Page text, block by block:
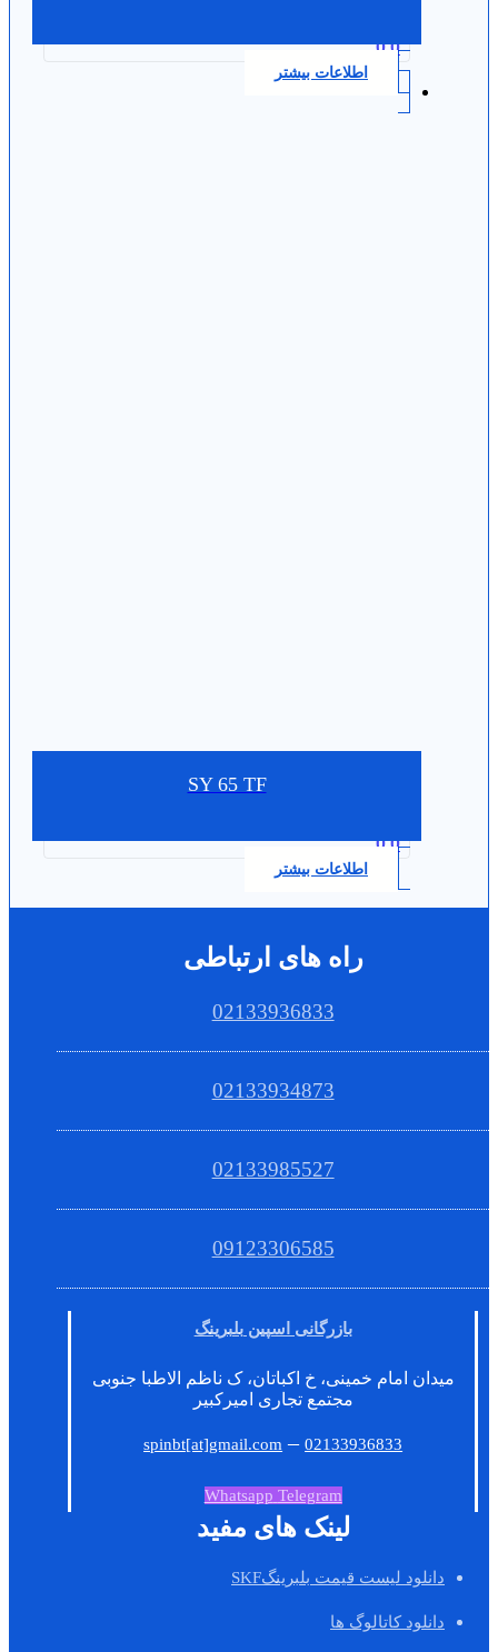
0.0
اطلاعات بیشتر
SY 65 TF
0.0
اطلاعات بیشتر
راه های ارتباطی
02133936833
02133934873
02133985527
09123306585
بازرگانی اسپین بلبرینگ
میدان امام خمینی، خ اکباتان، ک ناظم الاطبا جنوبی
مجتمع تجاری امیرکبیر
spinbt[at]gmail.com –02133936833
Whatsapp Telegram
لینک های مفید
دانلود لیست قیمت بلبرینگSKF
دانلود کاتالوگ ها